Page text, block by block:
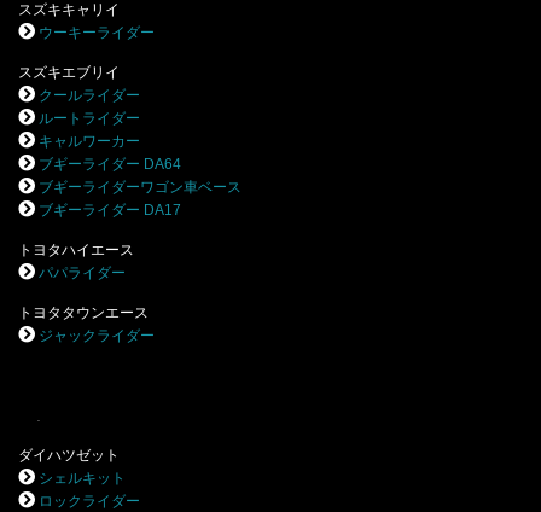
スズキキャリイ
ウーキーライダー
スズキエブリイ
クールライダー
ルートライダー
キャルワーカー
ブギーライダー DA64
ブギーライダーワゴン車ベース
ブギーライダー DA17
トヨタハイエース
パパライダー
トヨタタウンエース
ジャックライダー
ダイハツゼット
シェルキット
ロックライダー